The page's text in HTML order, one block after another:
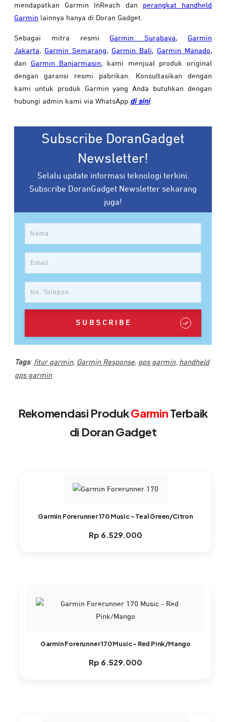
mendapatkan Garmin InReach dan perangkat handheld
Garmin lainnya hanya di Doran Gadget.
Sebagai mitra resmi Garmin Surabaya, Garmin
Jakarta, Garmin Semarang, Garmin Bali, Garmin Manado,
dan Garmin Banjarmasin, kami menjual produk original
dengan garansi resmi pabrikan. Konsultasikan dengan
kami untuk produk Garmin yang Anda butuhkan dengan
hubungi admin kami via WhatsApp di sini.
Subscribe DoranGadget
Newsletter!
Selalu update informasi teknologi terkini.
Subscribe DoranGadget Newsletter sekarang
juga!
SUBSCRIBE
Tags: fitur garmin, Garmin Response, gps garmin, handheld
gps garmin
Rekomendasi ProdukGarminTerbaik
di Doran Gadget
Garmin Forerunner 170 Music – Teal Green/Citron
Rp 6.529.000
Garmin Forerunner 170 Music – Red Pink/Mango
Rp 6.529.000